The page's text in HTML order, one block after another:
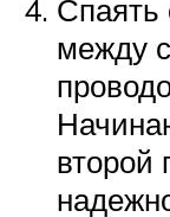
Спаять
между
второй